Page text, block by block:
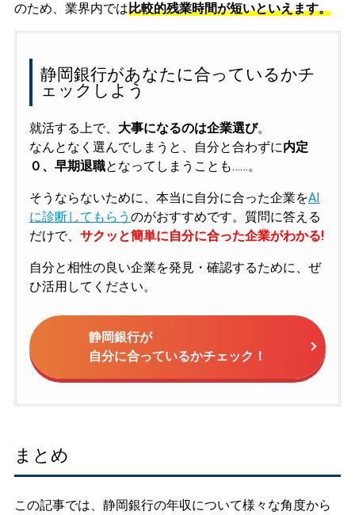
のため、業界内では比較的残業時間が短いといえます。
静岡銀行があなたに合っているかチ
ェックしよう
就活する上で、 大事になるのは企業選び。
なんとなく選んでしまうと、自分と合わずに内定
０、早期退職となってしまうことも……。
そうならないために、本当に自分に合った企業をAI
に診断してもらう のがおすすめです。質問に答える
だけで、 サクッと簡単に自分に合った企業がわかる!
自分と相性の良い企業を発見・確認するために、ぜ
ひ活用してください。
静岡銀行が
自分に合っているかチェック！
まとめ
この記事では、静岡銀行の年収について様々な角度から